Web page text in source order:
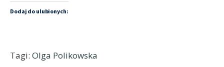
Dodaj do ulubionych:
Tagi: Olga Polikowska